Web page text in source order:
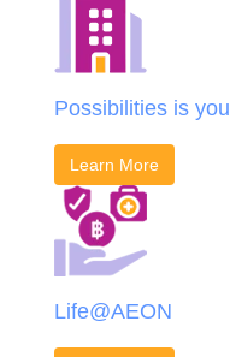
Possibilities is you
Learn More
Life@AEON